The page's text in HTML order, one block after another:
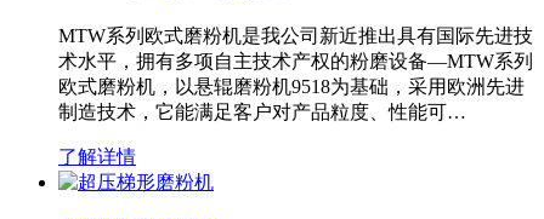
MTW系列欧式磨粉机是我公司新近推出具有国际先进技
术水平，拥有多项自主技术产权的粉磨设备—MTW系列
欧式磨粉机，以悬辊磨粉机9518为基础，采用欧洲先进
制造技术，它能满足客户对产品粒度、性能可…
了解详情